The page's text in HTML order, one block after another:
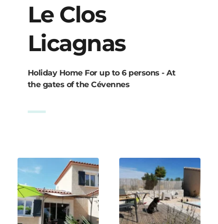
Le Clos
Licagnas
Holiday Home For up to 6 persons - At
the gates of the Cévennes